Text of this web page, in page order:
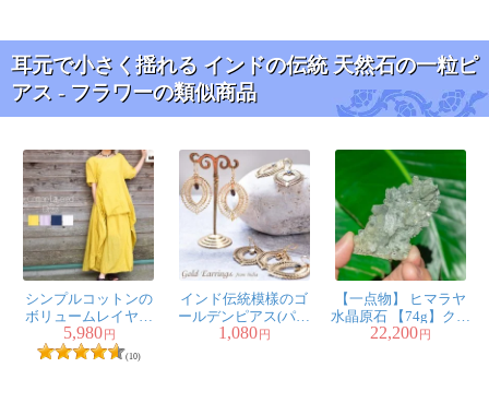
耳元で小さく揺れる インドの伝統 天然石の一粒ピ
アス - フラワーの類似商品
シンプルコットンの
ボリュームレイヤー
ドワンピース
5,980 円
(10)
インド伝統模樣のゴ
ールデンピアス(パワ
ーストーン付)
1,080 円
【一点物】 ヒマラヤ
水晶原石 【74g】クラ
スター・クローライ
22,200 円